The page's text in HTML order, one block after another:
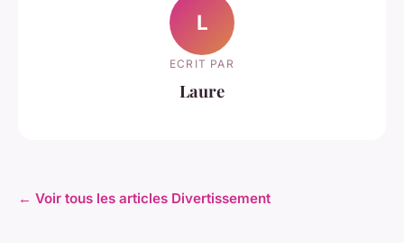
L
ECRIT PAR
Laure
← Voir tous les articles Divertissement